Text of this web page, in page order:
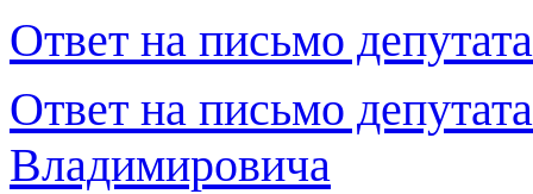
Ответ на письмо
Ответ на письмо
Владимировича